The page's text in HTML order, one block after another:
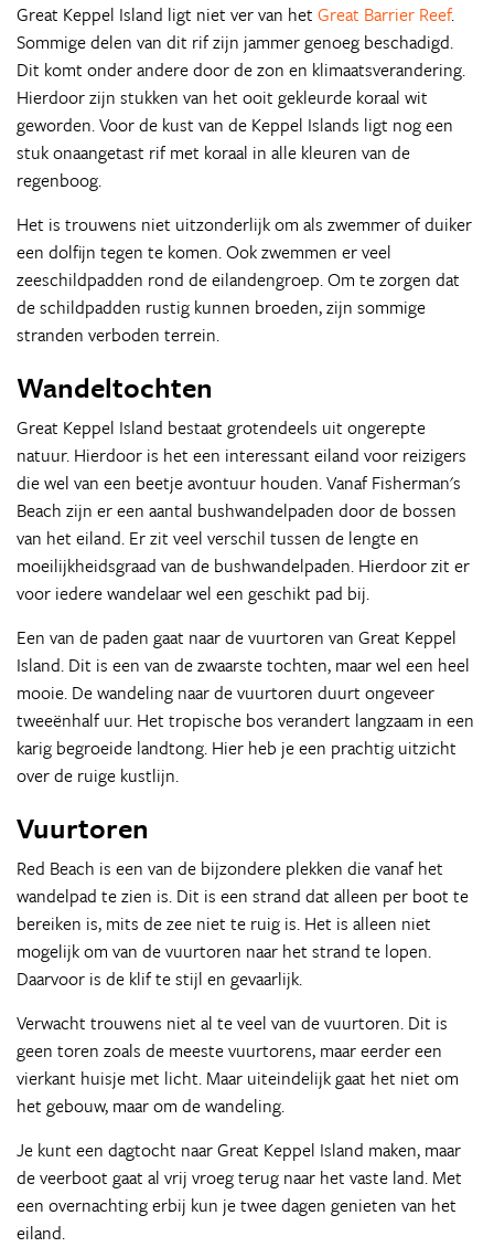
Great Keppel Island ligt niet ver van het Great Barrier Reef.
Sommige delen van dit rif zijn jammer genoeg beschadigd.
Dit komt onder andere door de zon en klimaatsverandering.
Hierdoor zijn stukken van het ooit gekleurde koraal wit
geworden. Voor de kust van de Keppel Islands ligt nog een
stuk onaangetast rif met koraal in alle kleuren van de
regenboog.
Het is trouwens niet uitzonderlijk om als zwemmer of duiker
een dolfijn tegen te komen. Ook zwemmen er veel
zeeschildpadden rond de eilandengroep. Om te zorgen dat
de schildpadden rustig kunnen broeden, zijn sommige
stranden verboden terrein.
Wandeltochten
Great Keppel Island bestaat grotendeels uit ongerepte
natuur. Hierdoor is het een interessant eiland voor reizigers
die wel van een beetje avontuur houden. Vanaf Fisherman's
Beach zijn er een aantal bushwandelpaden door de bossen
van het eiland. Er zit veel verschil tussen de lengte en
moeilijkheidsgraad van de bushwandelpaden. Hierdoor zit er
voor iedere wandelaar wel een geschikt pad bij.
Een van de paden gaat naar de vuurtoren van Great Keppel
Island. Dit is een van de zwaarste tochten, maar wel een heel
mooie. De wandeling naar de vuurtoren duurt ongeveer
tweeënhalf uur. Het tropische bos verandert langzaam in een
karig begroeide landtong. Hier heb je een prachtig uitzicht
over de ruige kustlijn.
Vuurtoren
Red Beach is een van de bijzondere plekken die vanaf het
wandelpad te zien is. Dit is een strand dat alleen per boot te
bereiken is, mits de zee niet te ruig is. Het is alleen niet
mogelijk om van de vuurtoren naar het strand te lopen.
Daarvoor is de klif te stijl en gevaarlijk.
Verwacht trouwens niet al te veel van de vuurtoren. Dit is
geen toren zoals de meeste vuurtorens, maar eerder een
vierkant huisje met licht. Maar uiteindelijk gaat het niet om
het gebouw, maar om de wandeling.
Je kunt een dagtocht naar Great Keppel Island maken, maar
de veerboot gaat al vrij vroeg terug naar het vaste land. Met
een overnachting erbij kun je twee dagen genieten van het
eiland.